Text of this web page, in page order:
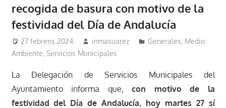
recogida de basura con motivo de la
festividad del Día de Andalucía
27 febrero, 2024 inmasuarez Generales, Medio
Ambiente, Servicios Municipales
La Delegación de Servicios Municipales del
Ayuntamiento informa que, con motivo de la
festividad del Día de Andalucía, hoy martes 27 sí